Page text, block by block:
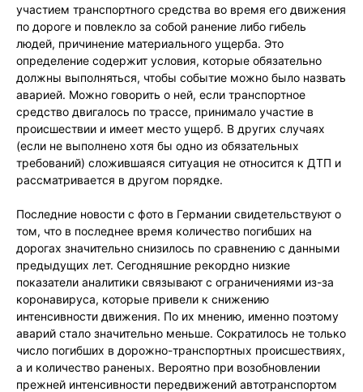
участием транспортного средства во время его движения
по дороге и повлекло за собой ранение либо гибель
людей, причинение материального ущерба. Это
определение содержит условия, которые обязательно
должны выполняться, чтобы событие можно было назвать
аварией. Можно говорить о ней, если транспортное
средство двигалось по трассе, принимало участие в
происшествии и имеет место ущерб. В других случаях
(если не выполнено хотя бы одно из обязательных
требований) сложившаяся ситуация не относится к ДТП и
рассматривается в другом порядке.
Последние новости с фото в Германии свидетельствуют о
том, что в последнее время количество погибших на
дорогах значительно снизилось по сравнению с данными
предыдущих лет. Сегодняшние рекордно низкие
показатели аналитики связывают с ограничениями из-за
коронавируса, которые привели к снижению
интенсивности движения. По их мнению, именно поэтому
аварий стало значительно меньше. Сократилось не только
число погибших в дорожно-транспортных происшествиях,
а и количество раненых. Вероятно при возобновлении
прежней интенсивности передвижений автотранспортом